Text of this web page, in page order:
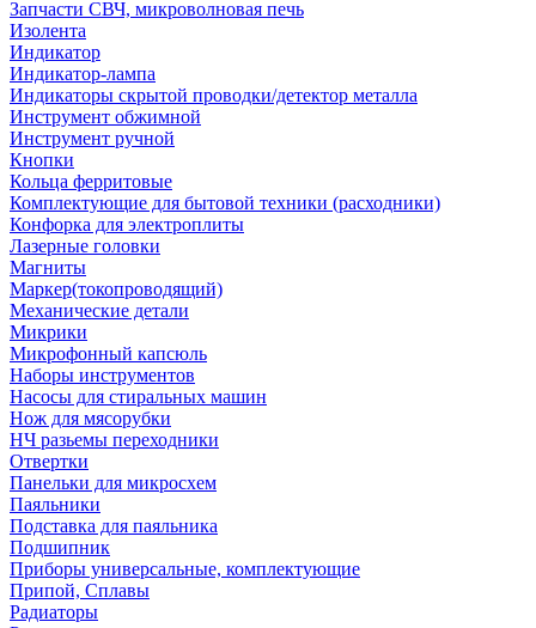
Запчасти СВЧ, микроволновая печь
Изолента
Индикатор
Индикатор-лампа
Индикаторы скрытой проводки/детектор металла
Инструмент обжимной
Инструмент ручной
Кнопки
Кольца ферритовые
Комплектующие для бытовой техники (расходники)
Конфорка для электроплиты
Лазерные головки
Магниты
Маркер(токопроводящий)
Механические детали
Микрики
Микрофонный капсюль
Наборы инструментов
Насосы для стиральных машин
Нож для мясорубки
НЧ разьемы переходники
Отвертки
Панельки для микросхем
Паяльники
Подставка для паяльника
Подшипник
Приборы универсальные, комплектующие
Припой, Сплавы
Радиаторы